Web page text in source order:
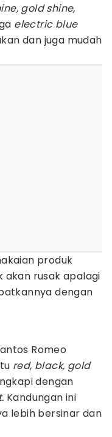
gold shine,
electric blue
dan juga mudah
produk
akan rusak apalagi
dengan
Romeo
red, black, gold
dengan
Kandungan ini
lebih bersinar dan